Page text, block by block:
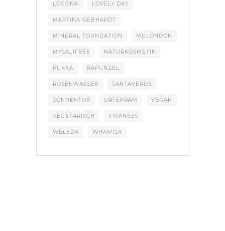
LOGONA LOVELY DAY
MARTINA GEBHARDT
MINERAL FOUNDATION MULONDON
MYSALIFREE NATURKOSMETIK
PUKKA RAPUNZEL
ROSENWASSER SANTAVERDE
SONNENTOR URTEKRAM VEGAN
VEGETARISCH VIVANESS
WELEDA WHAMISA